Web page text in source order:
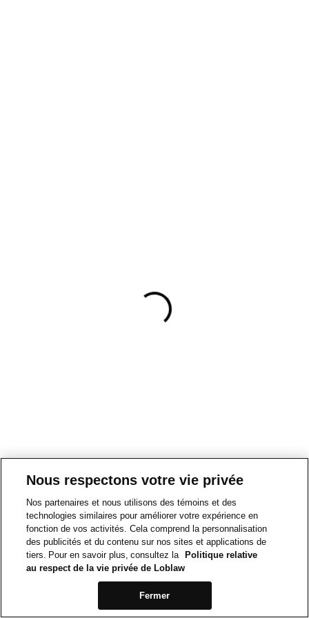
Nous respectons votre vie privée
Nos partenaires et nous utilisons des témoins et des
technologies similaires pour améliorer votre expérience en
fonction de vos activités. Cela comprend la personnalisation
des publicités et du contenu sur nos sites et applications de
tiers. Pour en savoir plus, consultez la
Politique relative
au respect de la vie privée de Loblaw
Fermer